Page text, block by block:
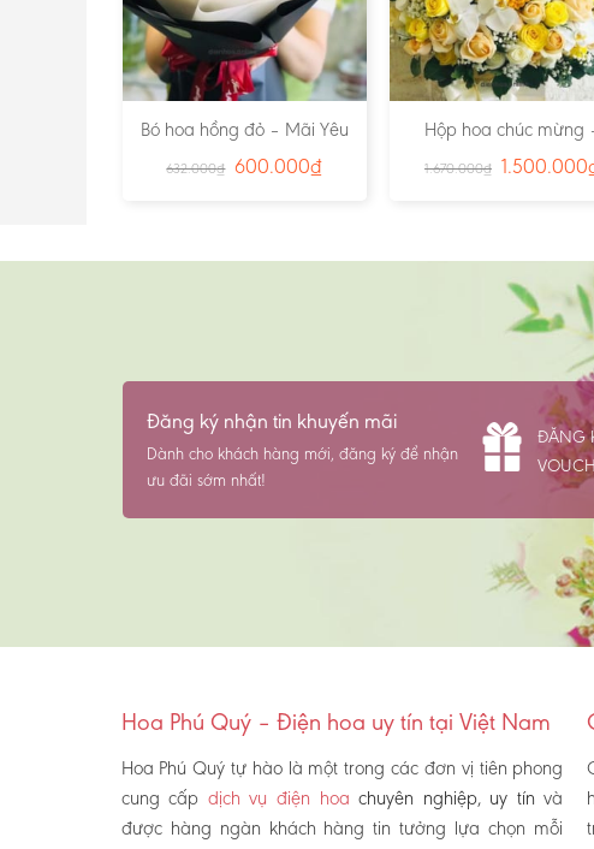
Bó hoa hồng đỏ – Mãi Yêu
632.000₫ 600.000₫
Hộp hoa chúc mừng
Ms:2844
1.670.000₫ 1.500.000
Đăng ký nhận tin khuyến mãi
Dành cho khách hàng mới, đăng ký để nhận
ưu đãi sớm nhất!
ĐĂNG
Hoa Phú Quý – Điện hoa uy tín tại Việt Nam
Hoa Phú Quý tự hào là một trong các đơn vị tiên phong
cung cấp dịch vụ điện hoachuyên nghiệp, uy tín và
được hàng ngàn khách hàng tin tưởng lựa chọn mỗi